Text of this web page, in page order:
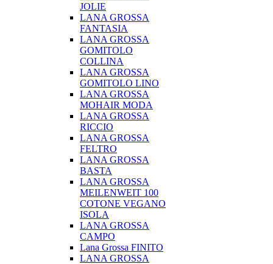
JOLIE
LANA GROSSA
FANTASIA
LANA GROSSA
GOMITOLO
COLLINA
LANA GROSSA
GOMITOLO LINO
LANA GROSSA
MOHAIR MODA
LANA GROSSA
RICCIO
LANA GROSSA
FELTRO
LANA GROSSA
BASTA
LANA GROSSA
MEILENWEIT 100
COTONE VEGANO
ISOLA
LANA GROSSA
CAMPO
Lana Grossa FINITO
LANA GROSSA